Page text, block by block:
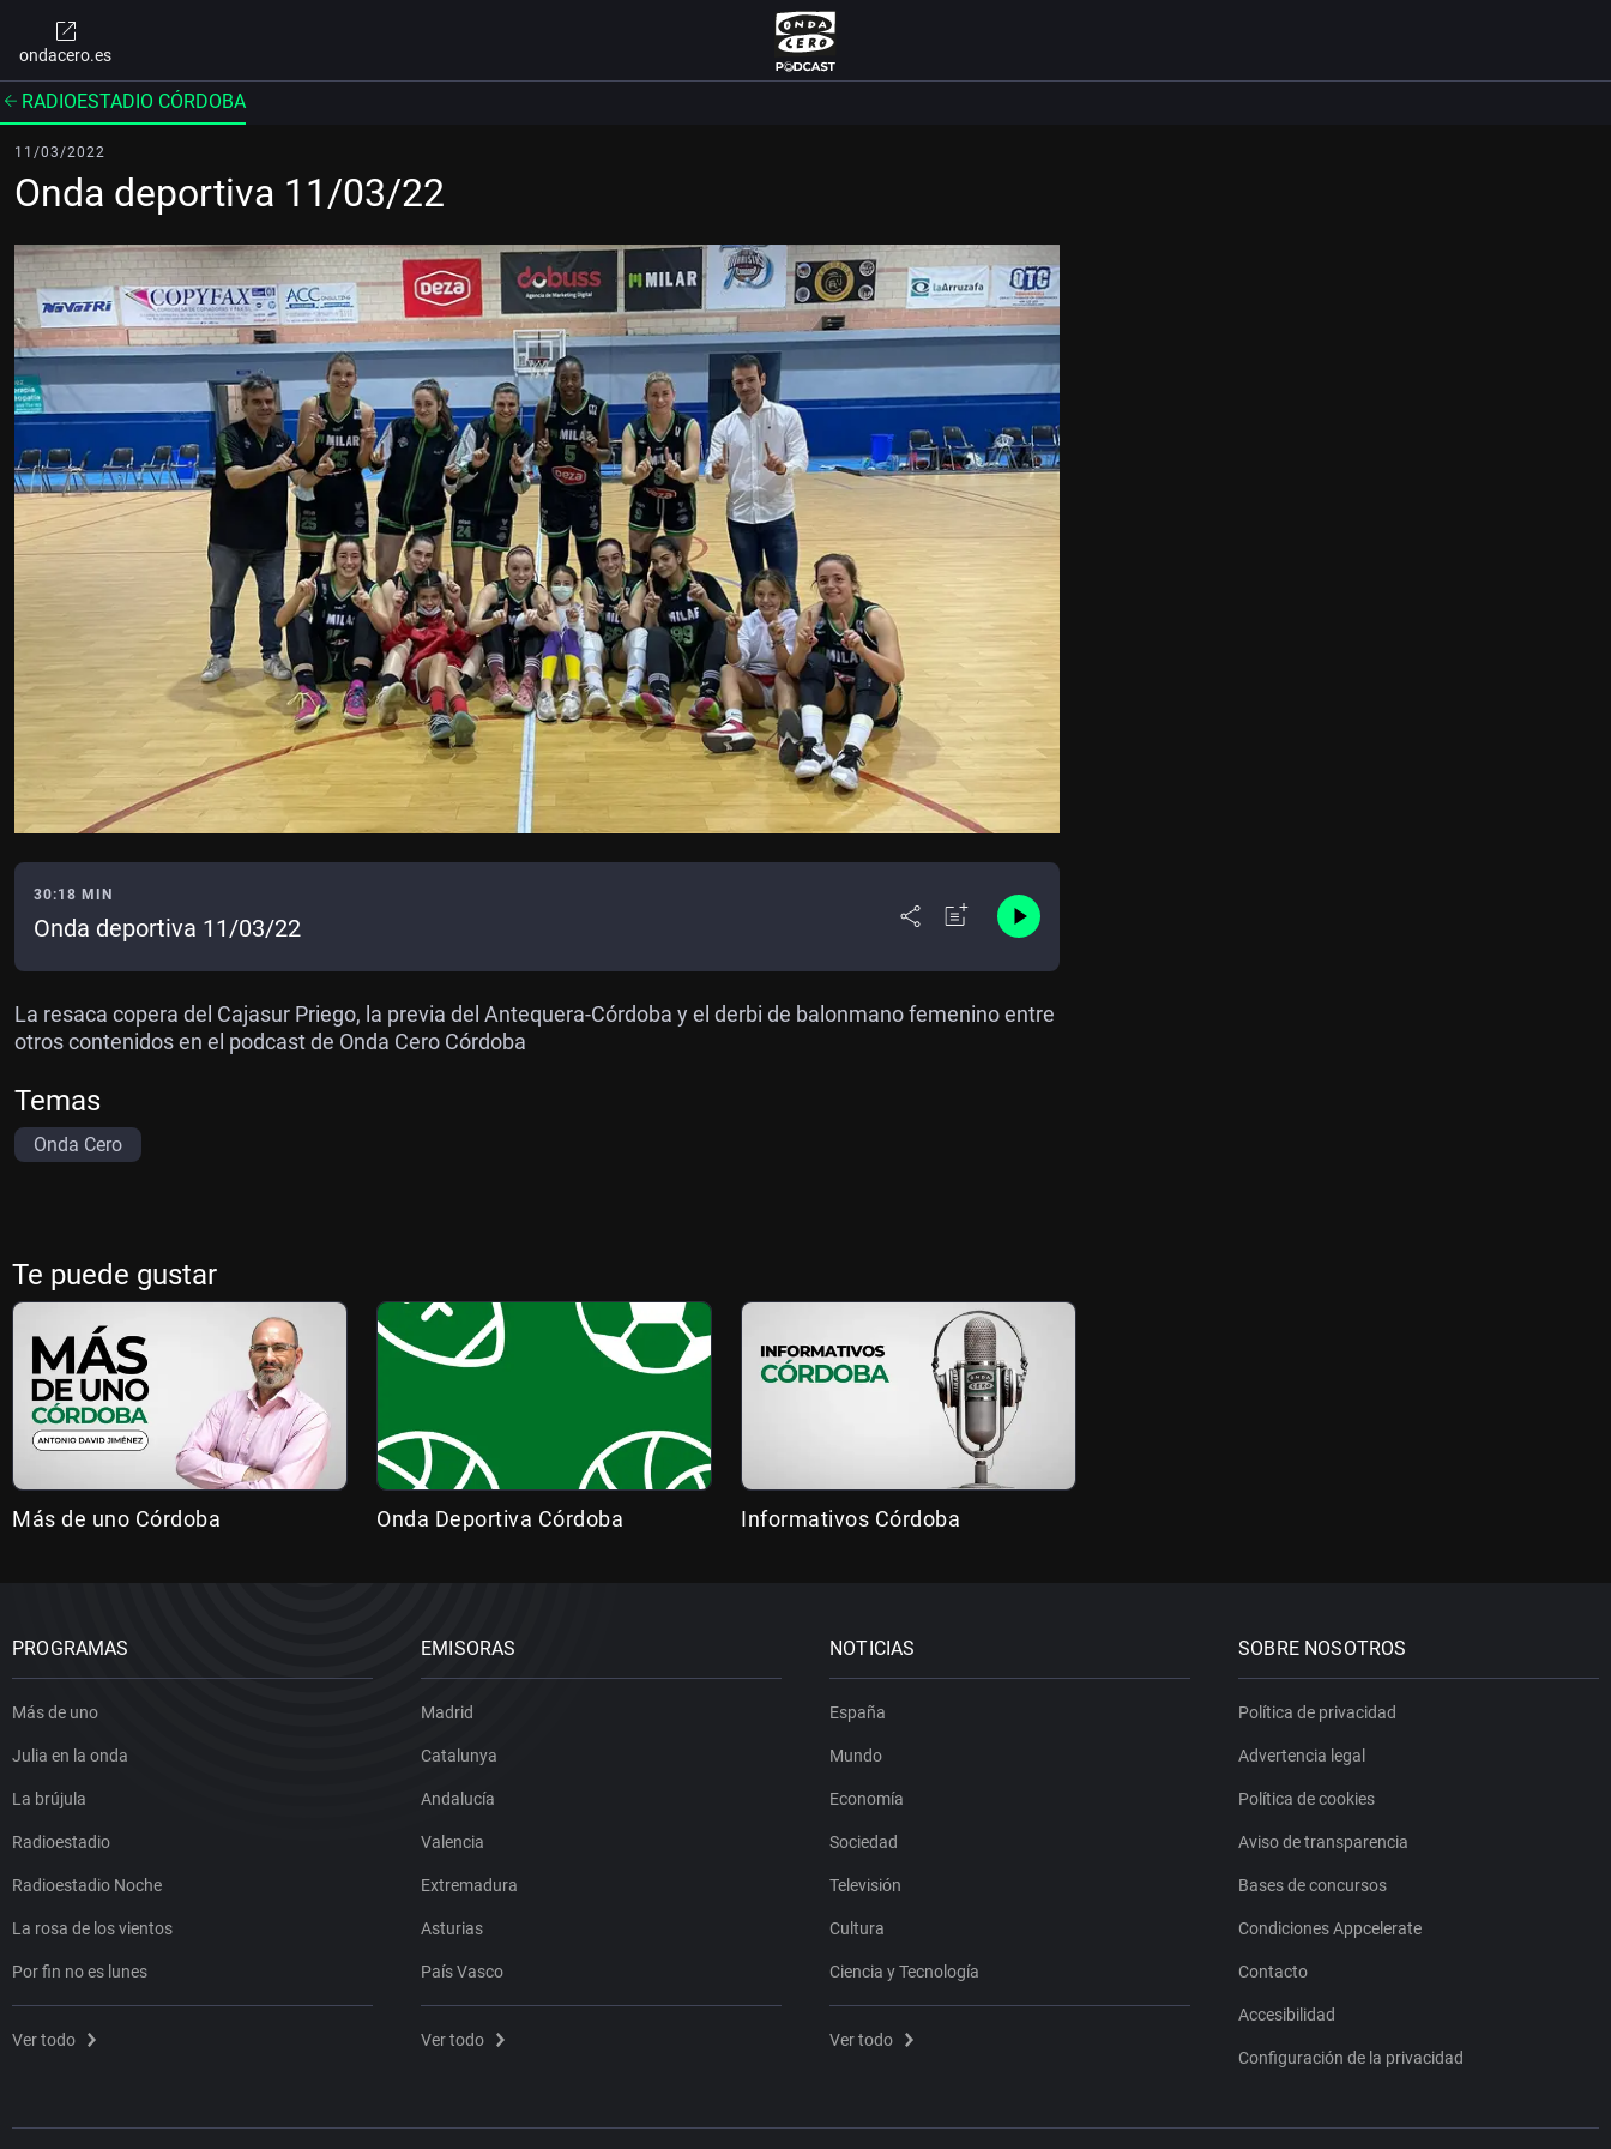
ondacero.es
RADIOESTADIO CÓRDOBA
11/03/2022
Onda deportiva 11/03/22
30:18 MIN
Onda deportiva 11/03/22
La resaca copera del Cajasur Priego, la previa del Antequera-Córdoba y el derbi de balonmano femenino entre
otros contenidos en el podcast de Onda Cero Córdoba
Temas
Onda Cero
Te puede gustar
Más de uno Córdoba Onda Deportiva Córdoba Informativos Córdoba
PROGRAMAS
Más de uno
Julia en la onda
La brújula
Radioestadio
Radioestadio Noche
La rosa de los vientos
Por fin no es lunes
Ver todo
EMISORAS
Madrid
Catalunya
Andalucía
Valencia
Extremadura
Asturias
País Vasco
Ver todo
NOTICIAS
España
Mundo
Economía
Sociedad
Televisión
Cultura
Ciencia y Tecnología
Ver todo
SOBRE NOSOTROS
Política de privacidad
Advertencia legal
Política de cookies
Aviso de transparencia
Bases de concursos
Condiciones Appcelerate
Contacto
Accesibilidad
Configuración de la privacidad